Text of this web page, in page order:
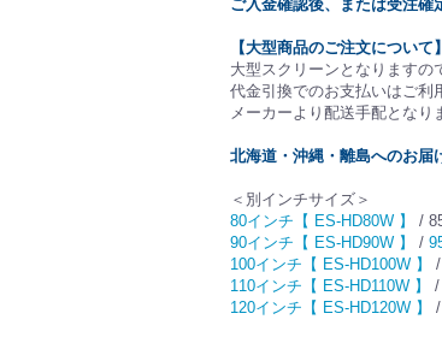
ご入金確認後、または受注確
【大型商品のご注文について】
大型スクリーンとなりますの
代金引換でのお支払いはご利
メーカーより配送手配となり
北海道・沖縄・離島へのお届
＜別インチサイズ＞
80インチ【 ES-HD80W 】
/
90インチ【 ES-HD90W 】
/
100インチ【 ES-HD100W 】
/
110インチ【 ES-HD110W 】
/
120インチ【 ES-HD120W 】
/